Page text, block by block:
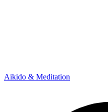
Aikido & Meditation